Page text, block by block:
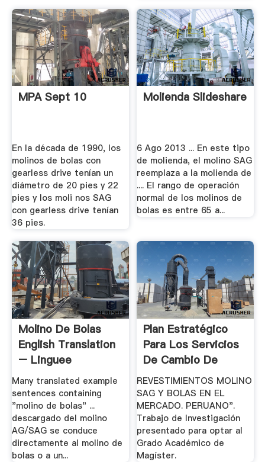
MPA Sept 10
En la década de 1990, los
molinos de bolas con
gearless drive tenían un
diámetro de 20 pies y 22
pies y los moli nos SAG
con gearless drive tenían
36 pies.
Molienda Slideshare
6 Ago 2013 ... En este tipo
de molienda, el molino SAG
reemplaza a la molienda de
.... El rango de operación
normal de los molinos de
bolas es entre 65 a...
Molino De Bolas
English Translation
– Linguee
Many translated example
sentences containing
"molino de bolas" ...
descargado del molino
AG/SAG se conduce
directamente al molino de
bolas o a un...
Plan Estratégico
Para Los Servicios
De Cambio De
Revestimientos.
REVESTIMIENTOS MOLINO
SAG Y BOLAS EN EL
MERCADO. PERUANO".
Trabajo de Investigación
presentado para optar al
Grado Académico de
Magíster.